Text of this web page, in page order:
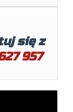
się z
957